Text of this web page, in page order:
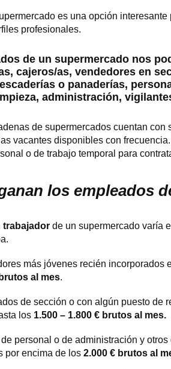
es una opción
profesionales.
de un supermercado nos
cajeros/as, vendedores en
o panaderías,
administración,
de supermercados cuentan
vacantes disponibles con
o de trabajo temporal para
los empleados
trabajador de un supermercado varía
más jóvenes recién incorporados
al mes.
de sección o con algún puesto de
los 1.500 – 1.800 € brutos al mes.
personal o de administración y
por encima de los 2.000 € brutos al